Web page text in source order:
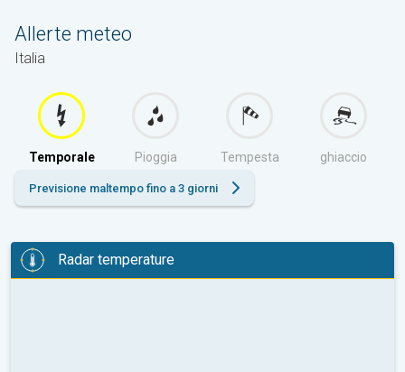
Allerte meteo
Italia
Temporale Pioggia Tempesta ghiaccio
Previsione maltempo fino a 3 giorni
Radar temperature